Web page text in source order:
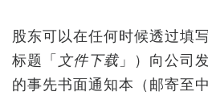
股东可以在任何时候透过填
标题「 文件下载 」）向公司
的事先书面通知本（邮寄至